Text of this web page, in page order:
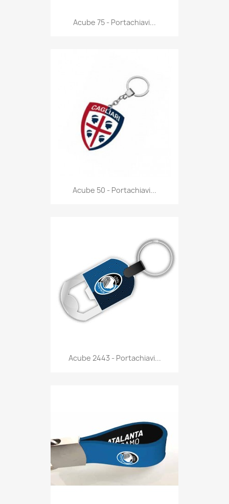
Anteprima
Acube 75 - Portachiavi...
Anteprima
Acube 50 - Portachiavi...
Anteprima
Acube 2443 - Portachiavi...